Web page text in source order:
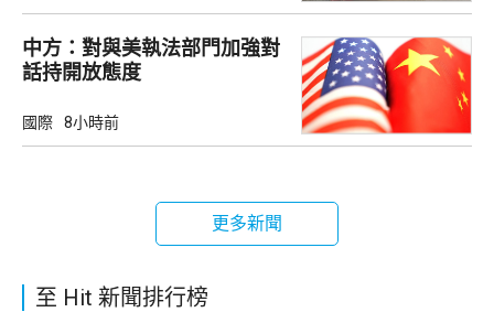
中方：對與美執法部門加強對
話持開放態度
國際 8小時前
更多新聞
至 Hit 新聞排行榜